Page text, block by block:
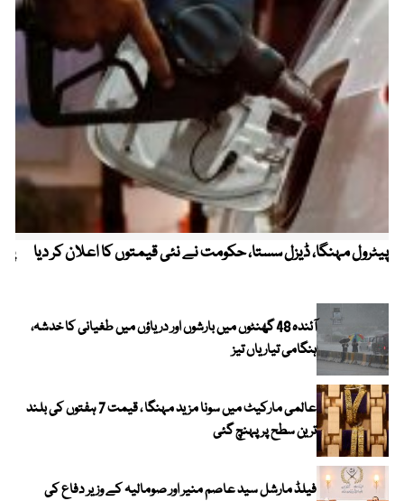
پیٹرول مہنگا، ڈیزل سستا، حکومت نے نئی قیمتوں کا اعلان کر دیا
آئندہ 48 گھنٹوں میں بارشوں اور دریاؤں میں طغیانی کا خدشہ،
ہنگامی تیاریاں تیز
عالمی مارکیٹ میں سونا مزید مہنگا ، قیمت 7 ہفتوں کی بلند
ترین سطح پر پہنچ گئی
فیلڈ مارشل سید عاصم منیر اور صومالیہ کے وزیر دفاع کی